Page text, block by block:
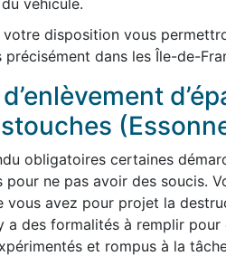
véhicule.
disposition vous
précisément dans les Île-de-
obligatoires certaines
ne pas avoir des soucis.
avez pour projet la
a des formalités à remplir
et rompus à la